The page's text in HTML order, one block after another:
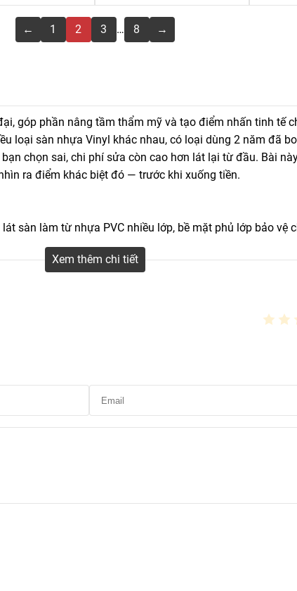
← 1 2 3 … 8 →
Có sẵn dán keo, hèm khóa, kháng khuẩn... Tư vấn chọn sàn
góp phần nâng tầm thẩm mỹ và tạo điểm nhấn tinh tế
loại sàn nhựa Vinyl khác nhau, có loại dùng 2 năm đã
chọn sai, chi phí sửa còn cao hơn lát lại từ đầu. Bài
ra điểm khác biệt đó — trước khi xuống tiền.
sàn làm từ nhựa PVC nhiều lớp, bề mặt phủ lớp bảo vệ
nhà ở (phòng khách, phòng ngủ, nhà bếp, ban công…),
cửa hàng, trung tâm thương mại, siêu thị, bệnh viện,
Xem thêm chi tiết